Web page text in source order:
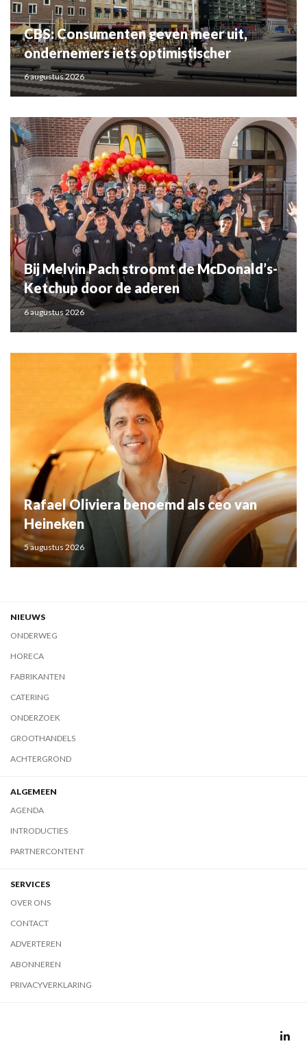
CBS: Consumenten geven meer uit,
ondernemers iets optimistischer
6 augustus 2026
Bij Melvin Pach stroomt de McDonald’s-
Ketchup door de aderen
6 augustus 2026
Rafael Oliviera benoemd als ceo van
Heineken
5 augustus 2026
NIEUWS
ONDERWEG
HORECA
FABRIKANTEN
CATERING
ONDERZOEK
GROOTHANDELS
ACHTERGROND
ALGEMEEN
AGENDA
INTRODUCTIES
PARTNERCONTENT
SERVICES
OVER ONS
CONTACT
ADVERTEREN
ABONNEREN
PRIVACYVERKLARING